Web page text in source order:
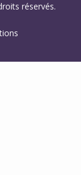
réservés.